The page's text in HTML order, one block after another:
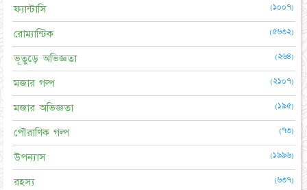
ফ্যান্টাসি (১০০৭)
রোম্যান্টিক (৫৬৩২)
ভূতুড়ে অভিজ্ঞতা (২৬৪)
মজার গল্প (২১০৭)
মজার অভিজ্ঞতা (১৯৫)
পৌরাণিক গল্প (৭৩)
উপন্যাস (১৯৯৬)
রহস্য (৬৩৭)